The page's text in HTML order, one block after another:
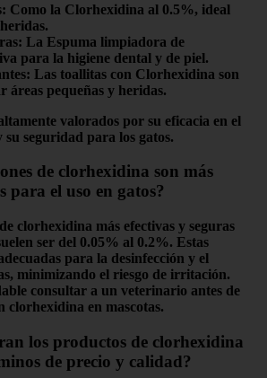
: Como la Clorhexidina al 0.5%, ideal
: La Espuma limpiadora de
para la higiene dental y de piel.
: Las toallitas con Clorhexidina son
áreas pequeñas y heridas.
valorados por su eficacia en el
seguridad para los gatos.
de clorhexidina son más
para el uso en gatos?
clorhexidina más efectivas y seguras
ser del 0.05% al 0.2%. Estas
para la desinfección y el
minimizando el riesgo de irritación.
consultar a un veterinario antes de
en mascotas.
los productos de clorhexidina
de precio y calidad?